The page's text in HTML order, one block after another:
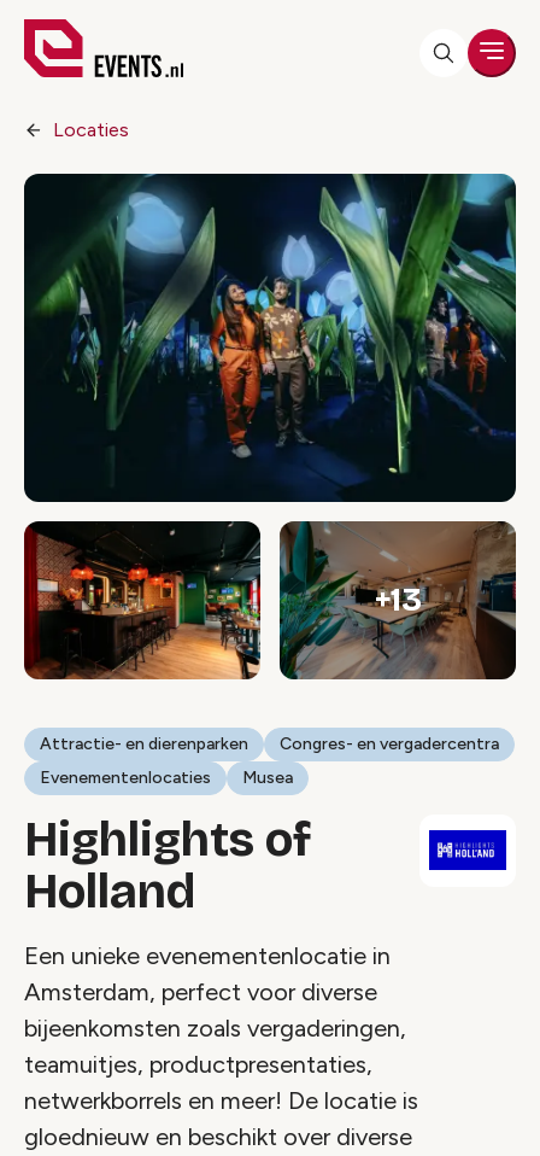
Locaties
+13
Attractie- en dierenparken
Congres- en vergadercentra
Evenementenlocaties
Musea
Highlights of
Holland
Een unieke evenementenlocatie in
Amsterdam, perfect voor diverse
bijeenkomsten zoals vergaderingen,
teamuitjes, productpresentaties,
netwerkborrels en meer! De locatie is
gloednieuw en beschikt over diverse